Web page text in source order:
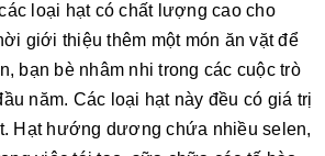
loại hạt có chất lượng cao cho
giới thiệu thêm một món ăn vặt để
bạn bè nhâm nhi trong các cuộc trò
năm. Các loại hạt này đều có giá trị
Hạt hướng dương chứa nhiều selen,